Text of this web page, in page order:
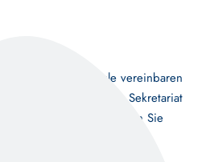
Paula-Fürst-Schule vereinbaren
einen Termin im Sekretariat
Unterlagen bringen Sie
mit:
Sekundarstufe I und die